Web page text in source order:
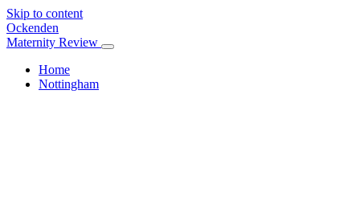
Skip to content
Ockenden
Maternity Review
Home
Nottingham